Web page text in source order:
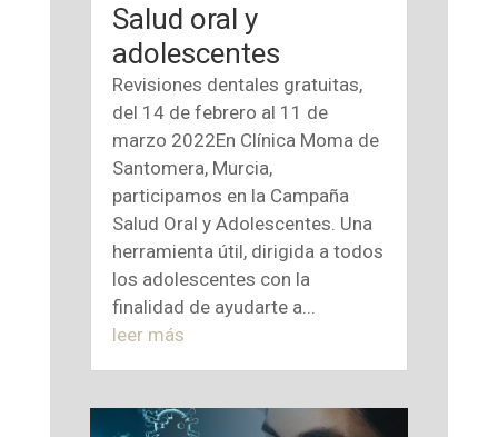
Salud oral y
adolescentes
Revisiones dentales gratuitas,
del 14 de febrero al 11 de
marzo 2022En Clínica Moma de
Santomera, Murcia,
participamos en la Campaña
Salud Oral y Adolescentes. Una
herramienta útil, dirigida a todos
los adolescentes con la
finalidad de ayudarte a...
leer más